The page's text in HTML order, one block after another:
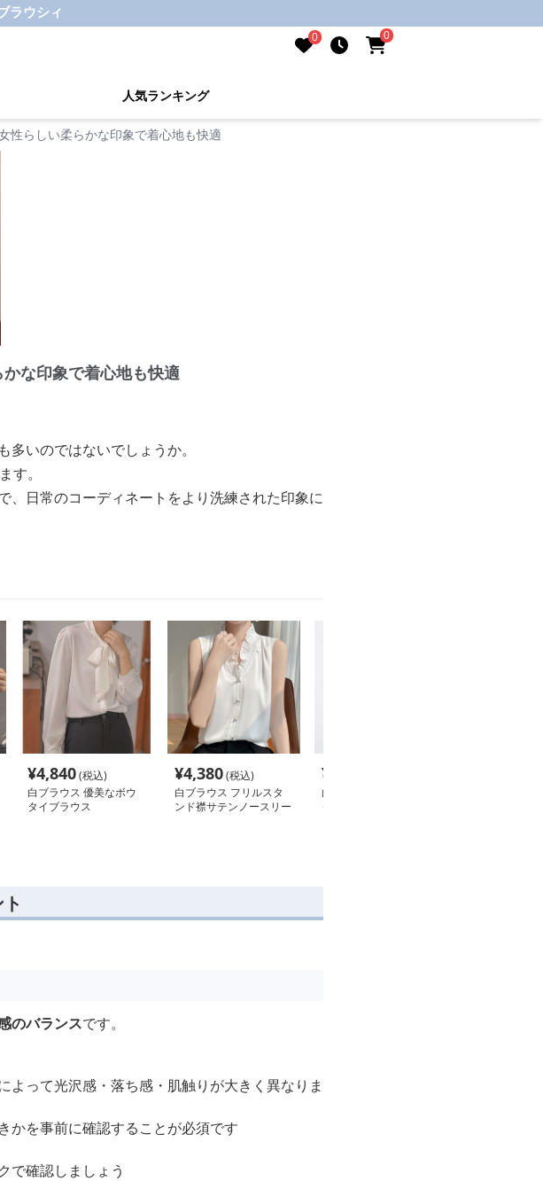
ラウシィ
0 0
人気ランキング
性らしい柔らかな印象で着心地も快適
な印象で着心地も快適
いのではないでしょうか。
す。
、日常のコーディネートをより洗練された印象に
¥4,840(税込)
白ブラウス 優美なボウ
タイブラウス
¥4,380(税込)
白ブラウス フリルスタ
ンド襟サテンノースリー
¥
白ブラウス 優雅リボン
タイ とろみブラウス
のバランスです。
って光沢感・落ち感・肌触りが大きく異なりま
かを事前に確認することが必須です
で確認しましょう